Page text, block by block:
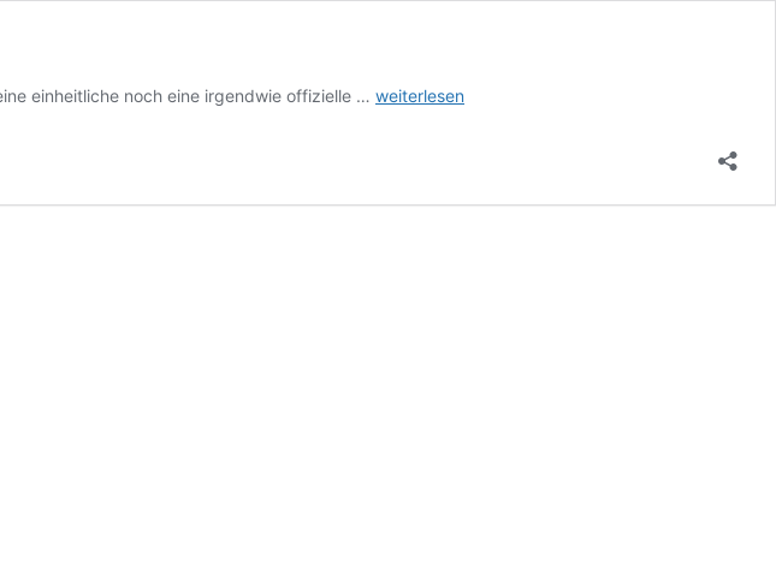
einheitliche noch eine irgendwie offizielle … Definition
weiterlesen